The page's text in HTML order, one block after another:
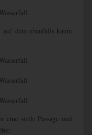
dem ebenfalls kaum
eine steile Passage und